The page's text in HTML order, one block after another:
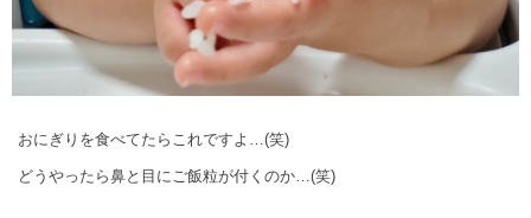
おにぎりを食べてたらこれですよ…(笑)
どうやったら鼻と目にご飯粒が付くのか…(笑)